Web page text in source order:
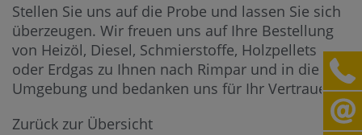
Stellen Sie uns auf die Probe und lassen Sie sich
überzeugen. Wir freuen uns auf Ihre Bestellung
von Heizöl, Diesel, Schmierstoffe, Holzpellets
oder Erdgas zu Ihnen nach Rimpar und in die
Umgebung und bedanken uns für Ihr Vertrauen.
Zurück zur Übersicht